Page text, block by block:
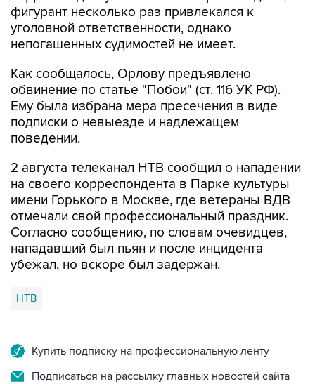
фигурант несколько раз привлекался к
уголовной ответственности, однако
непогашенных судимостей не имеет.
Как сообщалось, Орлову предъявлено
обвинение по статье "Побои" (ст. 116 УК РФ).
Ему была избрана мера пресечения в виде
подписки о невыезде и надлежащем
поведении.
2 августа телеканал НТВ сообщил о нападении
на своего корреспондента в Парке культуры
имени Горького в Москве, где ветераны ВДВ
отмечали свой профессиональный праздник.
Согласно сообщению, по словам очевидцев,
нападавший был пьян и после инцидента
убежал, но вскоре был задержан.
НТВ
Купить подписку на профессиональную ленту
Подписаться на рассылку главных новостей сайта